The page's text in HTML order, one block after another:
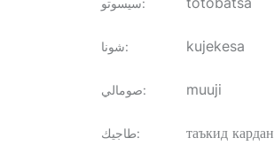
سيسوتو:
شونا: kujekesa
صومالي: muuji
طاجيك: таъкид кардан